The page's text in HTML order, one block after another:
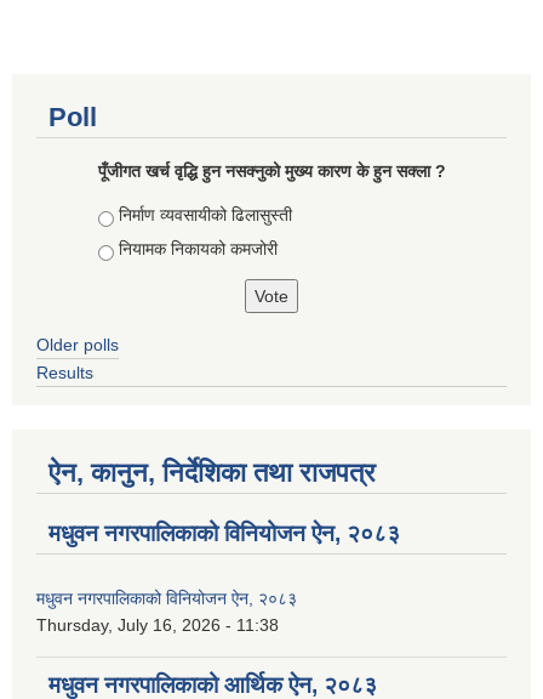
Poll
पूँजीगत खर्च वृद्धि हुन नसक्नुको मुख्य कारण के हुन सक्ला ?
Choices
निर्माण व्यवसायीको ढिलासुस्ती
नियामक निकायको कमजोरी
Older polls
Results
ऐन, कानुन, निर्देशिका तथा राजपत्र
मधुवन नगरपालिकाको विनियोजन ऐन, २०८३
मधुवन नगरपालिकाको विनियोजन ऐन, २०८३
Thursday, July 16, 2026 - 11:38
मधुवन नगरपालिकाको आर्थिक ऐन, २०८३